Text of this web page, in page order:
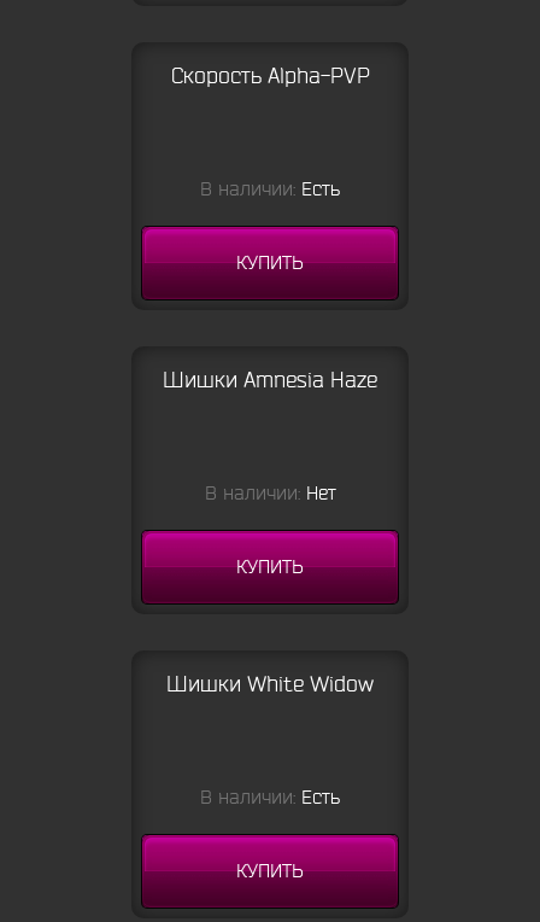
Скорость Alpha-PVP
В наличии: Есть
КУПИТЬ
Шишки Amnesia Haze
В наличии: Нет
КУПИТЬ
Шишки White Widow
В наличии: Есть
КУПИТЬ